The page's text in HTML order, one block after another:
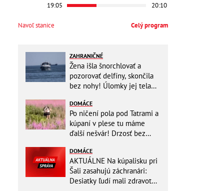
19:05 20:10
Navoľ stanice Celý program
ZAHRANIČNÉ
Žena išla šnorchlovať a
pozorovať delfíny, skončila
bez nohy! Úlomky jej tela
DOMÁCE
Po ničení pola pod Tatrami a
kúpaní v plese tu máme
ďalší nešvár! Drzosť bez
vošla do...
DOMÁCE
AKTUÁLNE Na kúpalisku pri
Šali zasahujú záchranári:
Desiatky ľudí mali zdravotné